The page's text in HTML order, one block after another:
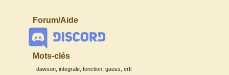
Forum/Aide
Mots-clés
dawson, integrale, fonction, gauss, erfi